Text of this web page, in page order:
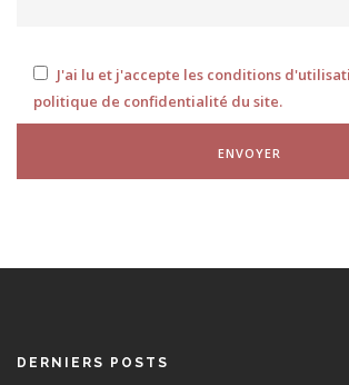
J'ai lu et j'accepte les conditions
politique de confidentialité du site.
ENVOYER
DERNIERS POSTS